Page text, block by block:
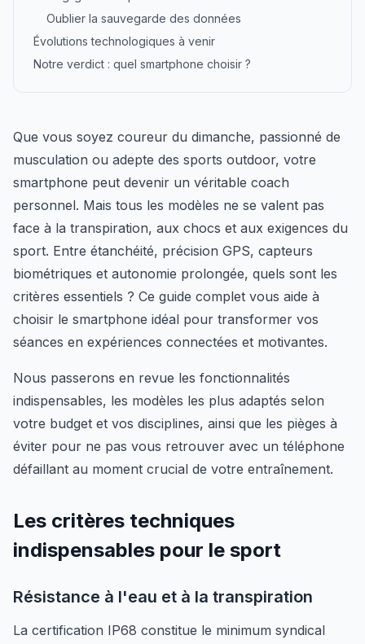
Oublier la sauvegarde des données
Évolutions technologiques à venir
Notre verdict : quel smartphone choisir ?
Que vous soyez coureur du dimanche, passionné de
musculation ou adepte des sports outdoor, votre
smartphone peut devenir un véritable coach
personnel. Mais tous les modèles ne se valent pas
face à la transpiration, aux chocs et aux exigences du
sport. Entre étanchéité, précision GPS, capteurs
biométriques et autonomie prolongée, quels sont les
critères essentiels ? Ce guide complet vous aide à
choisir le smartphone idéal pour transformer vos
séances en expériences connectées et motivantes.
Nous passerons en revue les fonctionnalités
indispensables, les modèles les plus adaptés selon
votre budget et vos disciplines, ainsi que les pièges à
éviter pour ne pas vous retrouver avec un téléphone
défaillant au moment crucial de votre entraînement.
Les critères techniques
indispensables pour le sport
Résistance à l'eau et à la transpiration
La certification IP68 constitue le minimum syndical